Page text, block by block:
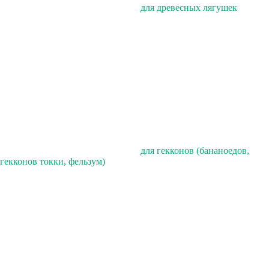
для древесных лягушек
для гекконов (бананоедов,
гекконов токки, фельзум)